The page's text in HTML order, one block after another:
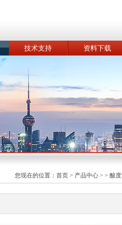
技术支持 资料下载
您现在的位置： 首页 > 产品中心 > > 酸